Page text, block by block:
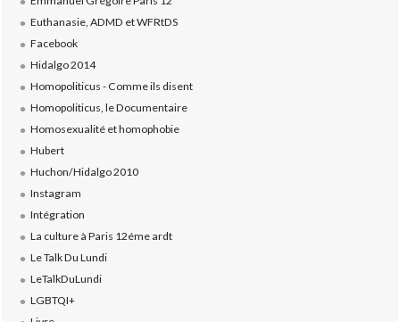
Euthanasie, ADMD et WFRtDS
Facebook
Hidalgo 2014
Homopoliticus - Comme ils disent
Homopoliticus, le Documentaire
Homosexualité et homophobie
Hubert
Huchon/Hidalgo 2010
Instagram
Intégration
La culture à Paris 12éme ardt
Le Talk Du Lundi
LeTalkDuLundi
LGBTQI+